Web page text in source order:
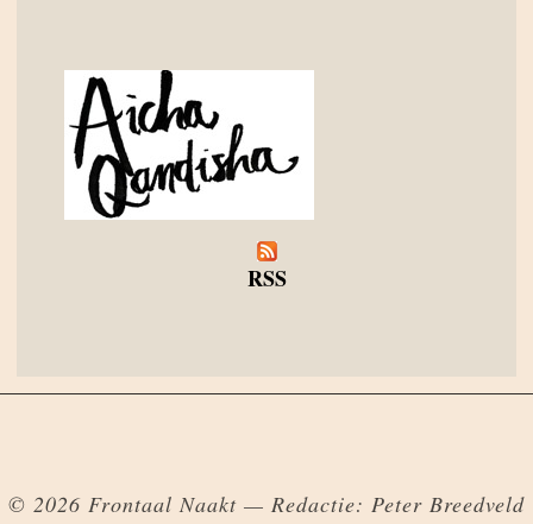
RSS
© 2026 Frontaal Naakt — Redactie: Peter Breedveld